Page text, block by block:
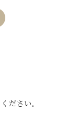
ださい。